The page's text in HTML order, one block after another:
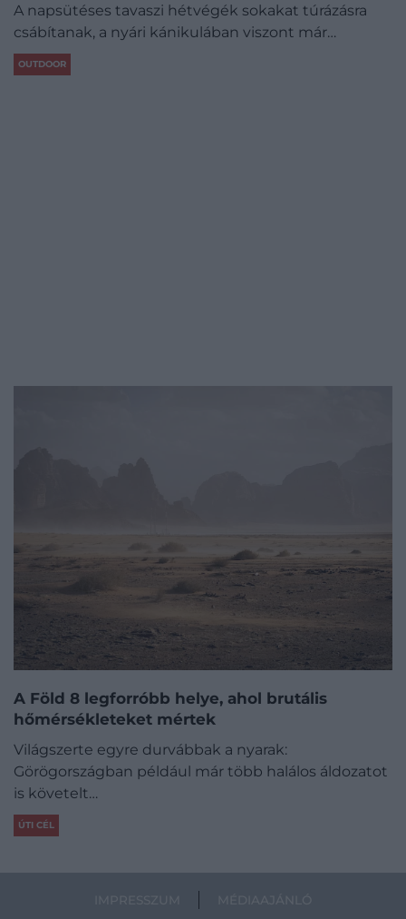
A napsütéses tavaszi hétvégék sokakat túrázásra
csábítanak, a nyári kánikulában viszont már…
OUTDOOR
A Föld 8 legforróbb helye, ahol brutális
hőmérsékleteket mértek
Világszerte egyre durvábbak a nyarak:
Görögországban például már több halálos áldozatot
is követelt…
ÚTI CÉL